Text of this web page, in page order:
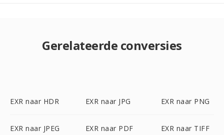
Gerelateerde conversies
EXR naar HDR EXR naar JPG EXR naar PNG
EXR naar JPEG EXR naar PDF EXR naar TIFF